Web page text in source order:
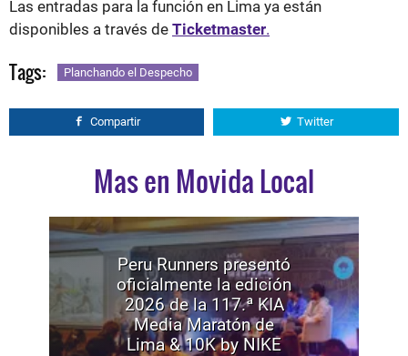
Las entradas para la función en Lima ya están
disponibles a través de Ticketmaster.
Tags: Planchando el Despecho
Compartir Twitter
Mas en Movida Local
Peru Runners presentó
oficialmente la edición
2026 de la 117.ª KIA
Media Maratón de
Lima & 10K by NIKE